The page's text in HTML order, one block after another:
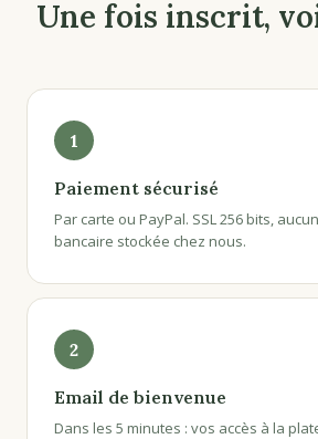
Une fois inscrit,
1
Paiement sécurisé
Par carte ou PayPal. SSL 256 bits,
bancaire stockée chez nous.
2
Email de bienvenue
Dans les 5 minutes : vos accès à la